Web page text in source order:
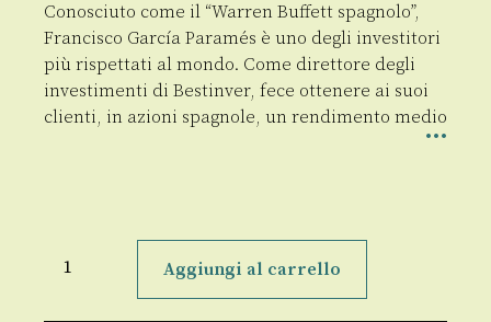
Conosciuto come il “Warren Buffett spagnolo”,
Francisco García Paramés è uno degli investitori
più rispettati al mondo. Come direttore degli
investimenti di Bestinver, fece ottenere ai suoi
clienti, in azioni spagnole, un rendimento medio
Aggiungi al carrello